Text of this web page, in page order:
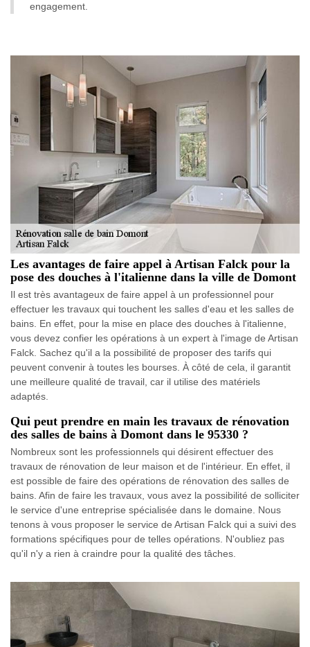
engagement.
Les avantages de faire appel à Artisan Falck pour la
pose des douches à l'italienne dans la ville de Domont
Il est très avantageux de faire appel à un professionnel pour
effectuer les travaux qui touchent les salles d'eau et les salles de
bains. En effet, pour la mise en place des douches à l'italienne,
vous devez confier les opérations à un expert à l'image de Artisan
Falck. Sachez qu'il a la possibilité de proposer des tarifs qui
peuvent convenir à toutes les bourses. À côté de cela, il garantit
une meilleure qualité de travail, car il utilise des matériels
adaptés.
Qui peut prendre en main les travaux de rénovation
des salles de bains à Domont dans le 95330 ?
Nombreux sont les professionnels qui désirent effectuer des
travaux de rénovation de leur maison et de l'intérieur. En effet, il
est possible de faire des opérations de rénovation des salles de
bains. Afin de faire les travaux, vous avez la possibilité de solliciter
le service d'une entreprise spécialisée dans le domaine. Nous
tenons à vous proposer le service de Artisan Falck qui a suivi des
formations spécifiques pour de telles opérations. N'oubliez pas
qu'il n'y a rien à craindre pour la qualité des tâches.